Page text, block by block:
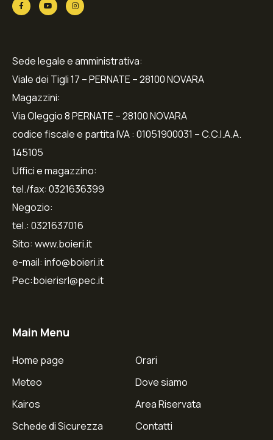
Sede legale e amministrativa:
Viale dei Tigli 17 – PERNATE – 28100 NOVARA
Magazzini:
Via Oleggio 8 PERNATE – 28100 NOVARA
codice fiscale e partita IVA : 01051900031 – C.C.I.A.A.
145105
Uffici e magazzino:
tel./fax: 0321636399
Negozio:
tel.: 0321637016
Sito: www.boieri.it
e-mail: info@boieri.it
Pec:boierisrl@pec.it
Main Menu
Home page
Meteo
Kairos
Schede di Sicurezza
Orari
Dove siamo
Area Riservata
Contatti